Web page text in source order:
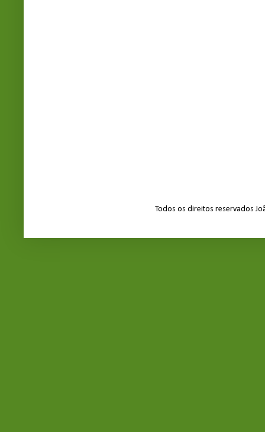
Todos os direitos reservados